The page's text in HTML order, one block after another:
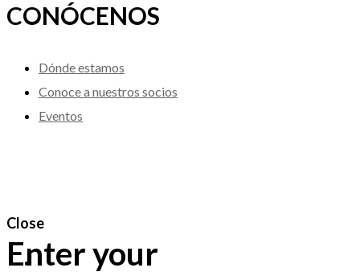
CONÓCENOS
Dónde estamos
Conoce a nuestros socios
Eventos
Close
Enter your